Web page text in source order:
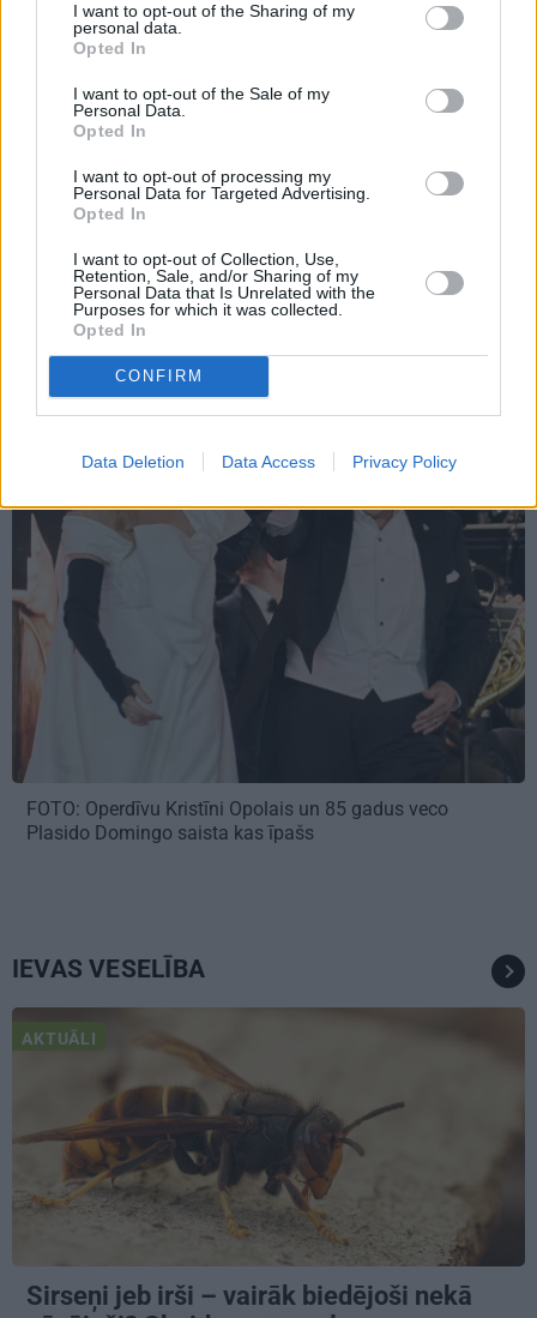
I want to opt-out of the Sharing of my
personal data.
Opted In
I want to opt-out of the Sale of my
Personal Data.
Opted In
I want to opt-out of processing my
Personal Data for Targeted Advertising.
Opted In
I want to opt-out of Collection, Use,
Retention, Sale, and/or Sharing of my
Personal Data that Is Unrelated with the
Purposes for which it was collected.
Opted In
CONFIRM
Data Deletion Data Access Privacy Policy
Asiņainā
šokē visus: Peress
Hiltons nogādāts
slimnīcā
klusēju.» Ostapenko
beidzot atbild uz
KULTŪRA
FOTO: Operdīvu Kristīni Opolais un 85 gadus veco
Plasido Domingo saista kas īpašs
IEVAS VESELĪBA
AKTUĀLI
Sirseņi jeb irši – vairāk biedējoši nekā